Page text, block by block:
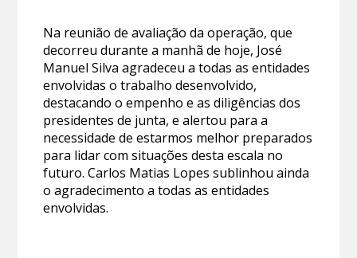
Na reunião de avaliação da operação, que
decorreu durante a manhã de hoje, José
Manuel Silva agradeceu a todas as entidades
envolvidas o trabalho desenvolvido,
destacando o empenho e as diligências dos
presidentes de junta, e alertou para a
necessidade de estarmos melhor preparados
para lidar com situações desta escala no
futuro. Carlos Matias Lopes sublinhou ainda
o agradecimento a todas as entidades
envolvidas.